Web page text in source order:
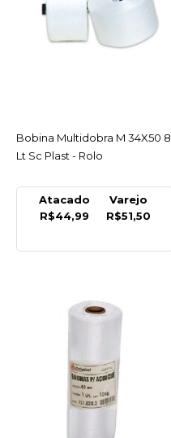
ACESSAR
Bobina Multidobra M 34X50 8
Lt Sc Plast - Rolo
Atacado
R$44,99
Varejo
R$51,50